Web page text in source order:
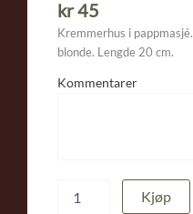
kr45
Kremmerhus i
blonde. Lengde 20 cm.
Kommentarer
Kremmerhus
antall
Kjøp